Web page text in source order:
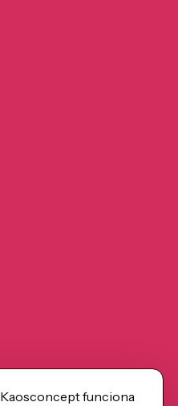
Kaosconcept funciona